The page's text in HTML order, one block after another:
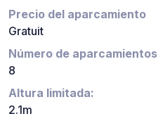
Precio del aparcamiento
Gratuit
Número de aparcamientos
8
Altura limitada:
2.1m